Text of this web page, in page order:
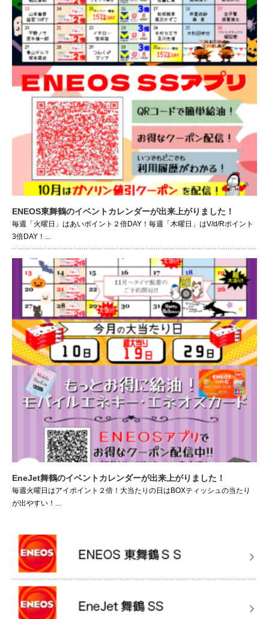
ENEOS東舞鶴のイベントカレンダーが出来上がりました！
毎週「火曜日」はあいポイント２倍DAY！毎週「木曜日」はV/d/Rポイント
3倍DAY！...
EneJet舞鶴のイベントカレンダーが出来上がりました！
毎週火曜日はアイポイント２倍！大当たりの日はBOXティッシュの当たり
が出やすい！...